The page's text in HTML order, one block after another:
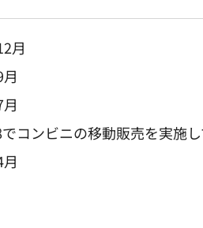
月
コンビニの移動販売を実施し